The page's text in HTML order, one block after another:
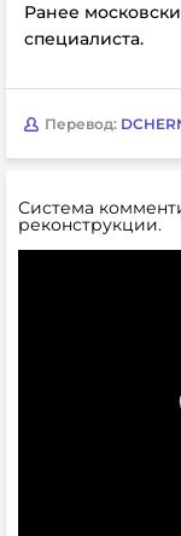
Ранее
специалиста.
Перевод:
Система
реконструкции.